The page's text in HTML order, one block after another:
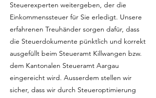
Steuerexperten weitergeben, der die
Einkommenssteuer für Sie erledigt. Unsere
erfahrenen Treuhänder sorgen dafür, dass
die Steuerdokumente pünktlich und korrekt
ausgefüllt beim Steueramt Killwangen bzw.
dem Kantonalen Steueramt Aargau
eingereicht wird. Ausserdem stellen wir
sicher, dass wir durch Steueroptimierung